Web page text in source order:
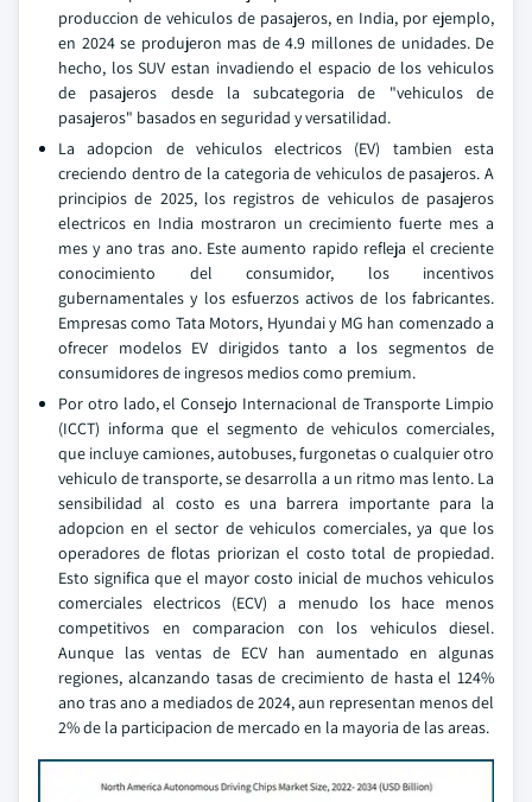
produccion de vehiculos de pasajeros, en India, por ejemplo,
en 2024 se produjeron mas de 4.9 millones de unidades. De
hecho, los SUV estan invadiendo el espacio de los vehiculos
de pasajeros desde la subcategoria de "vehiculos de
pasajeros" basados en seguridad y versatilidad.
La adopcion de vehiculos electricos (EV) tambien esta
creciendo dentro de la categoria de vehiculos de pasajeros. A
principios de 2025, los registros de vehiculos de pasajeros
electricos en India mostraron un crecimiento fuerte mes a
mes y ano tras ano. Este aumento rapido refleja el creciente
conocimiento del consumidor, los incentivos
gubernamentales y los esfuerzos activos de los fabricantes.
Empresas como Tata Motors, Hyundai y MG han comenzado a
ofrecer modelos EV dirigidos tanto a los segmentos de
consumidores de ingresos medios como premium.
Por otro lado, el Consejo Internacional de Transporte Limpio
(ICCT) informa que el segmento de vehiculos comerciales,
que incluye camiones, autobuses, furgonetas o cualquier otro
vehiculo de transporte, se desarrolla a un ritmo mas lento. La
sensibilidad al costo es una barrera importante para la
adopcion en el sector de vehiculos comerciales, ya que los
operadores de flotas priorizan el costo total de propiedad.
Esto significa que el mayor costo inicial de muchos vehiculos
comerciales electricos (ECV) a menudo los hace menos
competitivos en comparacion con los vehiculos diesel.
Aunque las ventas de ECV han aumentado en algunas
regiones, alcanzando tasas de crecimiento de hasta el 124%
ano tras ano a mediados de 2024, aun representan menos del
2% de la participacion de mercado en la mayoria de las areas.